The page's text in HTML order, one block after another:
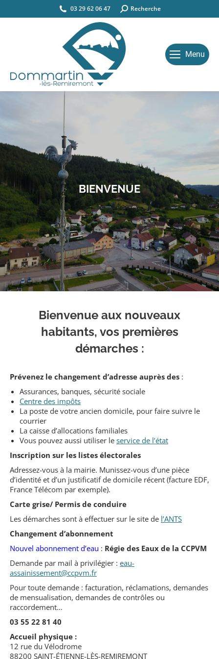
03 29 62 06 47 Search:Recherche
Menu
BIENVENUE
Bienvenue aux nouveaux
habitants, vos premières
démarches :
Prévenez le changement d’adresse auprès des :
Assurances, banques, sécurité sociale
Centre des impôts
La poste de votre ancien domicile, pour faire suivre le
courrier
La caisse d’allocations familiales
Vous pouvez aussi utiliser le service de l’état
Inscription sur les listes électorales
Adressez-vous à la mairie. Munissez-vous d’une pièce
d’identité et d’un justificatif de domicile récent (facture EDF,
France Télécom par exemple).
Carte grise/ Permis de conduire
Les démarches sont à effectuer sur le site de l’ANTS
Changement d’abonnement
Nouvel abonnement d’eau : Régie des Eaux de la CCPVM
Demande par mail à privilégier : eau-
assainissement@ccpvm.fr
Pour toute demande : facturation, réclamations, demandes
de mensualisation, demandes de contrôles ou
raccordement…
03 55 22 81 40
Accueil physique :
12 rue du Vélodrome
88200 SAINT-ÉTIENNE-LÈS-REMIREMONT